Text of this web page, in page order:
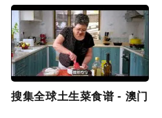
搜集全球土生菜食谱 - 澳门